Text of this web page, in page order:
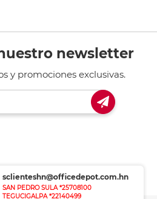
newsletter
y promociones exclusivas.
sclienteshn@officedepot.com.hn
SAN PEDRO SULA *25708100
TEGUCIGALPA *22140499